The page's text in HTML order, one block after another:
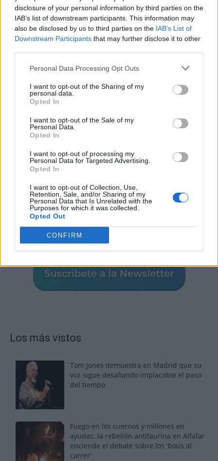
disclosure of your personal information by third parties on the
IAB’s list of downstream participants. This information may
also be disclosed by us to third parties on the IAB’s List of
Downstream Participants that may further disclose it to other
Personal Data Processing Opt Outs
I want to opt-out of the Sharing of my
personal data.
Opted In
I want to opt-out of the Sale of my
Personal Data.
Opted In
I want to opt-out of processing my
Personal Data for Targeted Advertising.
Opted In
I want to opt-out of Collection, Use,
Retention, Sale, and/or Sharing of my
Personal Data that Is Unrelated with the
Purposes for which it was collected.
Opted Out
CONFIRM
Los más vistos
Tom Jones demuestra en Madrid que su
voz sigue desafiando implacable el paso
del tiempo
Fuego en los cuernos y millones en
ayudas: la rebelión antitaurina en Alfafar
enciende el debate sobre los 'bous al
carrer'